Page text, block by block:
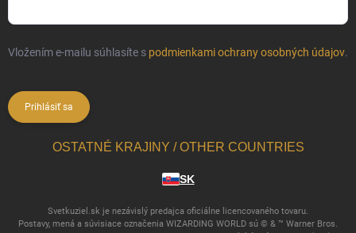
Vložením e-mailu súhlasíte s podmienkami ochrany osobných údajov.
Prihlásiť sa
OSTATNÉ KRAJINY / OTHER COUNTRIES
SK
Svetkuziel.sk je nezávislý predajca oficiálne licencovaného tovaru.
Postavy, mená a súvisiace označenia WIZARDING WORLD sú © & ™ Warner Bros.